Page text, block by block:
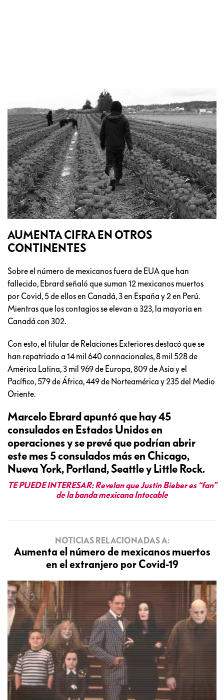
AUMENTA CIFRA EN OTROS
CONTINENTES
Sobre el número de mexicanos fuera de EUA que han
fallecido, Ebrard señaló que suman 12 mexicanos muertos
por Covid, 5 de ellos en Canadá, 3 en España y 2 en Perú.
Mientras que los contagios se elevan a 323, la mayoría en
Canadá con 302.
Con esto, el titular de Relaciones Exteriores destacó que se
han repatriado a 14 mil 640 connacionales, 8 mil 528 de
América Latina, 3 mil 969 de Europa, 809 de Asia y el
Pacífico, 579 de África, 449 de Norteamérica y 235 del Medio
Oriente.
Marcelo Ebrard apuntó que hay 45
consulados en Estados Unidos en
operaciones y se prevé que podrían abrir
este mes 5 consulados más en Chicago,
Nueva York, Portland, Seattle y Little Rock.
TE PUEDE INTERESAR:Revelan que Justin Bieber es “fan”
de la banda mexicana Intocable
NOTICIAS RELACIONADAS A:
Aumenta el número de mexicanos muertos
en el extranjero por Covid-19